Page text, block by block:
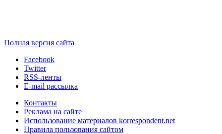
Полная версия сайта
Facebook
Twitter
RSS-ленты
E-mail рассылка
Контакты
Реклама на сайте
Использование материалов korrespondent.net
Правила пользования сайтом